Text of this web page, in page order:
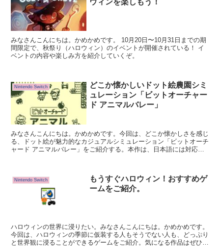
みなさんこんにちは。かめかめです。 10月20日〜10月31日までの期
間限定で、秋祭り（ハロウィン）のイベントが開催されている！ イ
ベントの内容や楽しみ方を紹介していくぞ。
Nintendo Switch
どこか懐かしいドット絵農園シミ
ュレーション「ビットオーチャー
ド アニマルバレー」
みなさんこんにちは。かめかめです。今回は、どこか懐かしさを感じ
る、ドット絵が魅力的なカジュアルシミュレーション「ビットオーチ
ャード アニマルバレー」をご紹介する。本作は、日本語には対応し
Nintendo Switch
もうすぐハロウィン！おすすめゲ
ームをご紹介。
ハロウィンの世界に浸りたい。みなさんこんにちは。かめかめです。
今回は、ハロウィンの季節に仮装する人もそうでない人も、どっぷり
と世界観に浸ることができるゲームをご紹介。気になる作品はぜひプ